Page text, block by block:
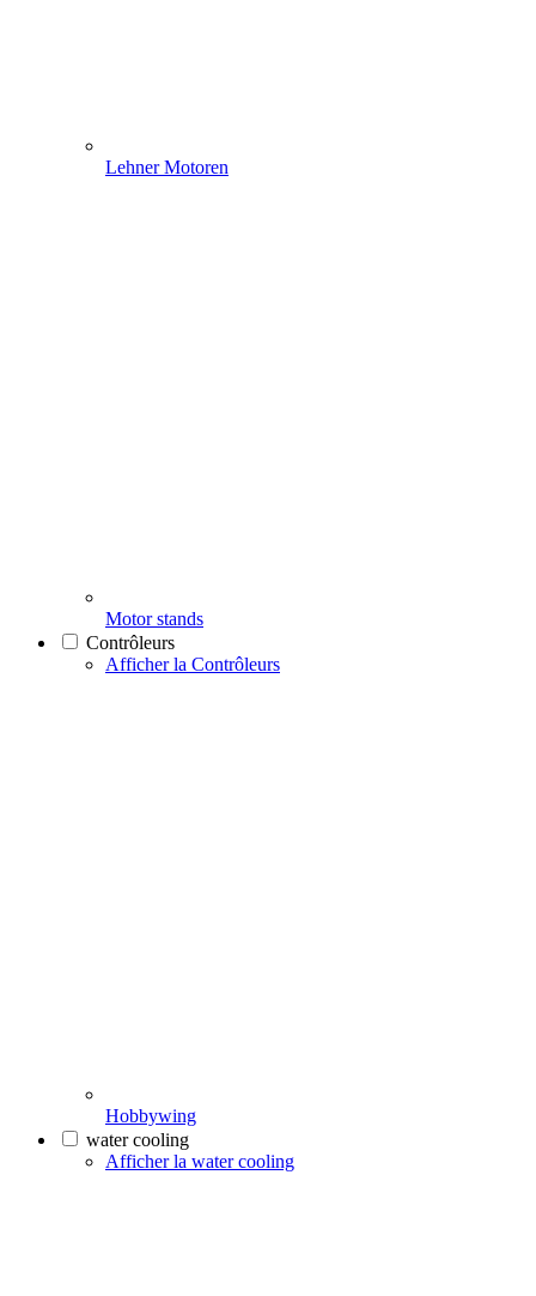
Lehner Motoren
Motor stands
Contrôleurs
Afficher la Contrôleurs
Hobbywing
water cooling
Afficher la water cooling